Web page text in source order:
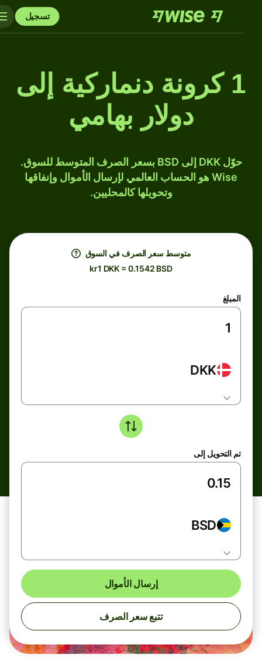
تسجيل
1 كرونة دنماركية إلى
دولار بهامي
حوّل DKK إلى BSD بسعر الصرف المتوسط للسوق.
Wise هو الحساب العالمي لإرسال الأموال وإنفاقها
وتحويلها كالمحليين.
متوسط ​​سعر الصرف في السوق
kr1 DKK = 0.1542 BSD
المبلغ
DKK
تم التحويل إلى
BSD
إرسال الأموال
تتبع سعر الصرف